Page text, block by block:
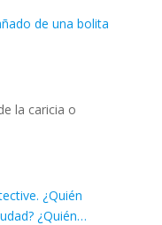
de una bolita
la caricia o
¿Quién
¿Quién…